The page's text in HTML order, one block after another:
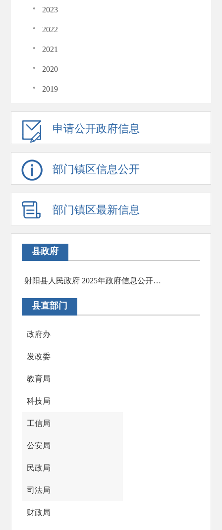
· 2023
· 2022
· 2021
· 2020
· 2019
申请公开政府信息
部门镇区信息公开
部门镇区最新信息
县政府
射阳县人民政府 2025年政府信息公开工作年度报告
县直部门
政府办
发改委
教育局
科技局
工信局
公安局
民政局
司法局
财政局